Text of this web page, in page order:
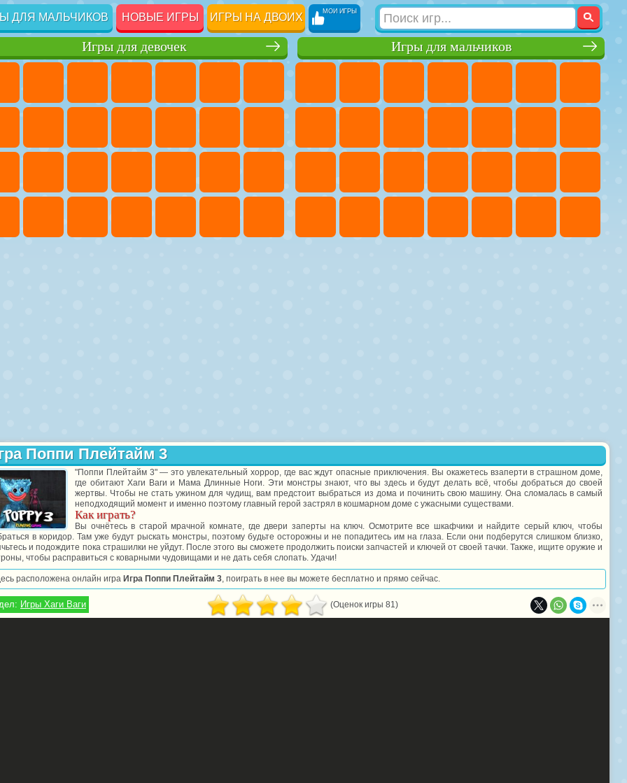
ДЛЯ МАЛЬЧИКОВ НОВЫЕ ИГРЫ ИГРЫ НА ДВОИХ МОИ ИГРЫ
Игры для мальчиков
Игры для девочек
Поппи Плейтайм 3
"Поппи Плейтайм 3" — это увлекательный хоррор, где вас ждут опасные приключения. Вы окажетесь взаперти в страшном доме,
где обитают Хаги Ваги и Мама Длинные Ноги. Эти монстры знают, что вы здесь и будут делать всё, чтобы добраться до своей
жертвы. Чтобы не стать ужином для чудищ, вам предстоит выбраться из дома и починить свою машину. Она сломалась в самый
неподходящий момент и именно поэтому главный герой застрял в кошмарном доме с ужасными существами.
Как играть?
Вы очнётесь в старой мрачной комнате, где двери заперты на ключ. Осмотрите все шкафчики и найдите серый ключ, чтобы
в коридор. Там уже будут рыскать монстры, поэтому будьте осторожны и не попадитесь им на глаза. Если они подберутся слишком близко,
и подождите пока страшилки не уйдут. После этого вы сможете продолжить поиски запчастей и ключей от своей тачки. Также, ищите оружие и
чтобы расправиться с коварными чудовищами и не дать себя слопать. Удачи!
расположена онлайн игра Игра Поппи Плейтайм 3, поиграть в нее вы можете бесплатно и прямо сейчас.
Игры Хаги Ваги (Оценок игры 81)